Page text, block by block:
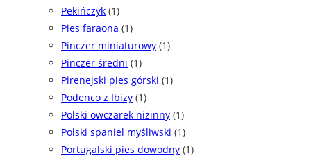
Pekińczyk (1)
Pies faraona (1)
Pinczer miniaturowy (1)
Pinczer średni (1)
Pirenejski pies górski (1)
Podenco z Ibizy (1)
Polski owczarek nizinny (1)
Polski spaniel myśliwski (1)
Portugalski pies dowodny (1)